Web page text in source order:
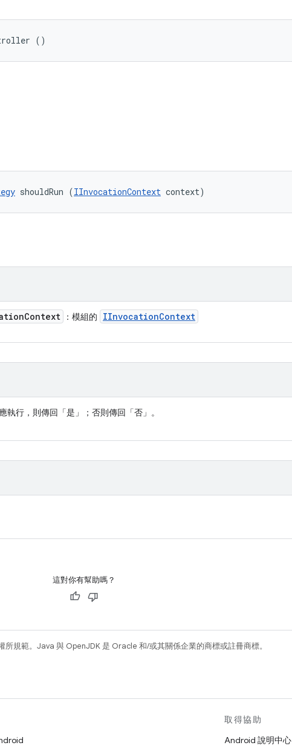
()
shouldRun (IInvocationContext context)
Context ：模組的 IInvocationContext
執行，則傳回「是」；否則傳回「否」。
這對你有幫助嗎？
所規範。Java 與 OpenJDK 是 Oracle 和/或其關係企業的商標或註冊商標。
取得協助
Android 說明中心